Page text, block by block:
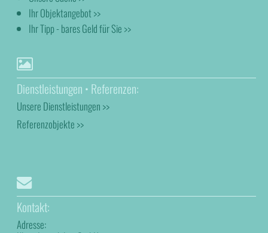
Ihr Objektangebot >>
Ihr Tipp - bares Geld für Sie >>
Dienstleistungen • Referenzen:
Unsere Dienstleistungen >>
Referenzobjekte >>
Kontakt:
Adresse: